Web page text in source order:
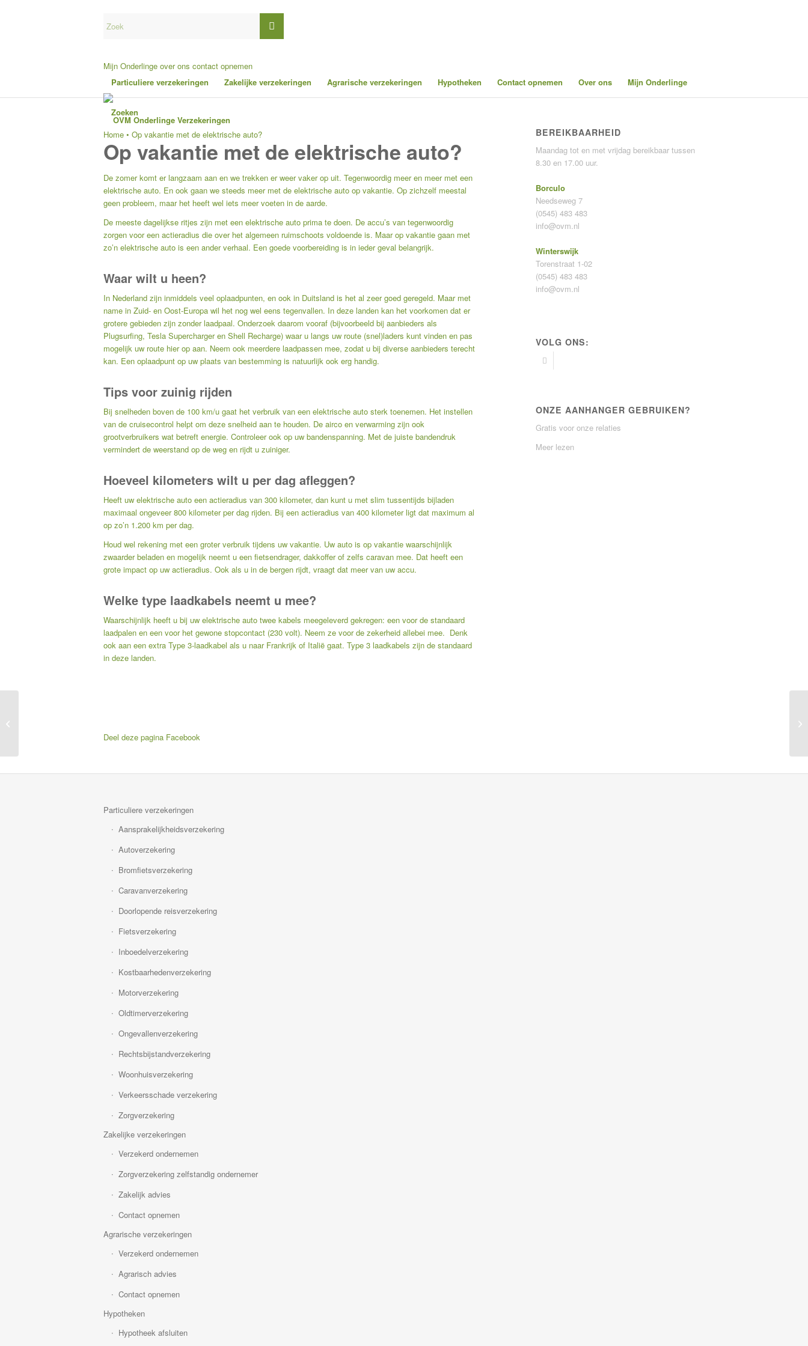
Mijn Onderlinge over ons contact opnemen
Particuliere verzekeringen
Zakelijke verzekeringen Agrarische verzekeringen Hypotheken Contact opnemen Over ons Mijn Onderlinge
Zoeken
Home • Op vakantie met de elektrische auto?
Op vakantie met de elektrische auto?
De zomer komt er langzaam aan en we trekken er weer vaker op uit. Tegenwoordig meer en meer met een
elektrische auto. En ook gaan we steeds meer met de elektrische auto op vakantie. Op zichzelf meestal
geen probleem, maar het heeft wel iets meer voeten in de aarde.
De meeste dagelijkse ritjes zijn met een elektrische auto prima te doen. De accu’s van tegenwoordig
zorgen voor een actieradius die over het algemeen ruimschoots voldoende is. Maar op vakantie gaan met
zo’n elektrische auto is een ander verhaal. Een goede voorbereiding is in ieder geval belangrijk.
Waar wilt u heen?
In Nederland zijn inmiddels veel oplaadpunten, en ook in Duitsland is het al zeer goed geregeld. Maar met
name in Zuid- en Oost-Europa wil het nog wel eens tegenvallen. In deze landen kan het voorkomen dat er
grotere gebieden zijn zonder laadpaal. Onderzoek daarom vooraf (bijvoorbeeld bij aanbieders als
Plugsurfing, Tesla Superchargeren Shell Recharge) waar u langs uw route (snel)laders kunt vinden en pas
mogelijk uw route hier op aan. Neem ook meerdere laadpassen mee, zodat u bij diverse aanbieders terecht
kan. Een oplaadpunt op uw plaats van bestemming is natuurlijk ook erg handig.
Tips voor zuinig rijden
Bij snelheden boven de 100 km/u gaat het verbruik van een elektrische auto sterk toenemen. Het instellen
van de cruisecontrol helpt om deze snelheid aan te houden. De airco en verwarming zijn ook
grootverbruikers wat betreft energie. Controleer ook op uw bandenspanning. Met de juiste bandendruk
vermindert de weerstand op de weg en rijdt u zuiniger.
Hoeveel kilometers wilt u per dag afleggen?
Heeft uw elektrische auto een actieradius van 300 kilometer, dan kunt u met slim tussentijds bijladen
maximaal ongeveer 800 kilometer per dag rijden. Bij een actieradius van 400 kilometer ligt dat maximum al
op zo’n 1.200 km per dag.
Houd wel rekening met een groter verbruik tijdens uw vakantie. Uw auto is op vakantie waarschijnlijk
zwaarder beladen en mogelijk neemt u een fietsendrager, dakkoffer of zelfs caravan mee. Dat heeft een
grote impact op uw actieradius. Ook als u in de bergen rijdt, vraagt dat meer van uw accu.
Welke type laadkabels neemt u mee?
Waarschijnlijk heeft u bij uw elektrische auto twee kabels meegeleverd gekregen: een voor de standaard
laadpalen en een voor het gewone stopcontact (230 volt). Neem ze voor de zekerheid allebei mee. Denk
ook aan een extra Type 3-laadkabel als u naar Frankrijk of Italië gaat. Type 3 laadkabels zijn de standaard
in deze landen.
Deel deze pagina Facebook
BEREIKBAARHEID
Maandag tot en met vrijdag bereikbaar tussen
8.30 en 17.00 uur.
Borculo
Needseweg 7
(0545) 483 483
info@ovm.nl
Winterswijk
Torenstraat 1-02
(0545) 483 483
info@ovm.nl
VOLG ONS:
ONZE AANHANGER GEBRUIKEN?
Gratis voor onze relaties
Meer lezen
Particuliere verzekeringen
Aansprakelijkheidsverzekering
Autoverzekering
Bromfietsverzekering
Caravanverzekering
Doorlopende reisverzekering
Fietsverzekering
Inboedelverzekering
Kostbaarhedenverzekering
Motorverzekering
Oldtimerverzekering
Ongevallenverzekering
Rechtsbijstandverzekering
Woonhuisverzekering
Verkeersschade verzekering
Zorgverzekering
Zakelijke verzekeringen
Verzekerd ondernemen
Zorgverzekering zelfstandig ondernemer
Zakelijk advies
Contact opnemen
Agrarische verzekeringen
Verzekerd ondernemen
Agrarisch advies
Contact opnemen
Hypotheken
Hypotheek afsluiten